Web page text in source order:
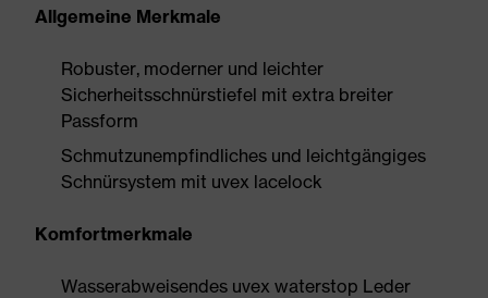
Allgemeine Merkmale
Robuster, moderner und leichter
Sicherheitsschnürstiefel mit extra breiter
Passform
Schmutzunempfindliches und leichtgängiges
Schnürsystem mit uvex lacelock
Komfortmerkmale
Wasserabweisendes uvex waterstop Leder